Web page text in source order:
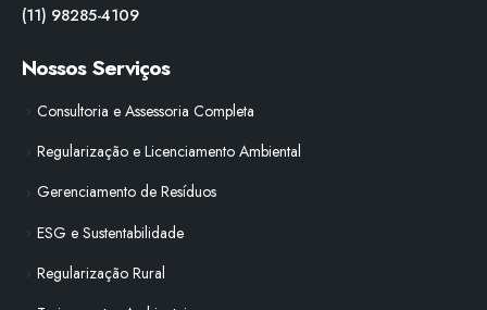
(11) 98285-4109
Nossos Serviços
Consultoria e Assessoria Completa
Regularização e Licenciamento Ambiental
Gerenciamento de Resíduos
ESG e Sustentabilidade
Regularização Rural